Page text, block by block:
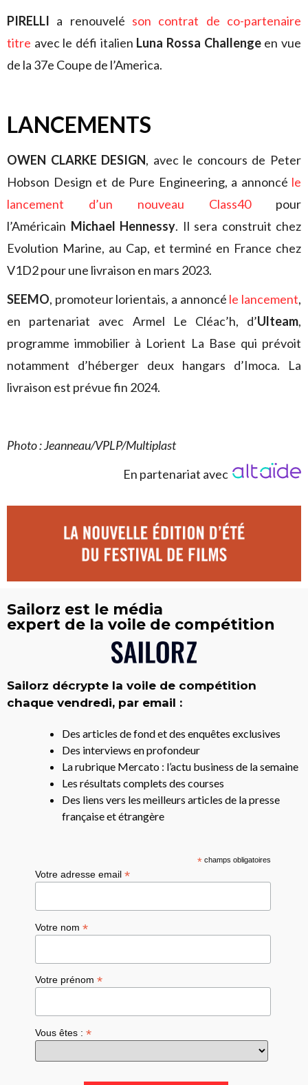
PIRELLI a renouvelé son contrat de co-partenaire
titre avec le défi italien Luna Rossa Challengeen vue
de la 37e Coupe de l’America.
LANCEMENTS
OWEN CLARKE DESIGN, avec le concours de Peter
Hobson Design et de Pure Engineering, a annoncé le
lancement d’un nouveau Class40pour
l’Américain Michael Hennessy. Il sera construit chez
Evolution Marine, au Cap, et terminé en France chez
V1D2 pour une livraison en mars 2023.
SEEMO, promoteur lorientais, a annoncé le lancement,
en partenariat avec Armel Le Cléac’h, d’Ulteam,
programme immobilier à Lorient La Base qui prévoit
notamment d’héberger deux hangars d’Imoca. La
livraison est prévue fin 2024.
Photo : Jeanneau/VPLP/Multiplast
En partenariat avec
Sailorz est le média
expert de la voile de compétition
Sailorz décrypte la voile de compétition
chaque vendredi, par email :
Des articles de fond et des enquêtes exclusives
Des interviews en profondeur
La rubrique Mercato : l’actu business de la semaine
Les résultats complets des courses
Des liens vers les meilleurs articles de la presse
française et étrangère
*champs obligatoires
Votre adresse email*
Votre nom*
Votre prénom*
Vous êtes :*